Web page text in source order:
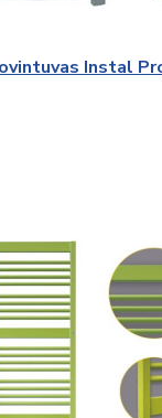
Instal